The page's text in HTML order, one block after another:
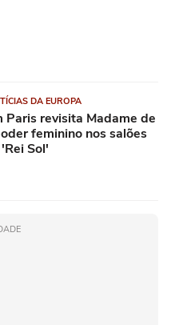
DA EUROPA
Paris revisita Madame de
feminino nos salões
Sol'